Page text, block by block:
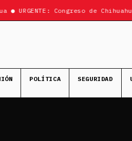
Congreso de
POLÍTICA SEGURIDAD